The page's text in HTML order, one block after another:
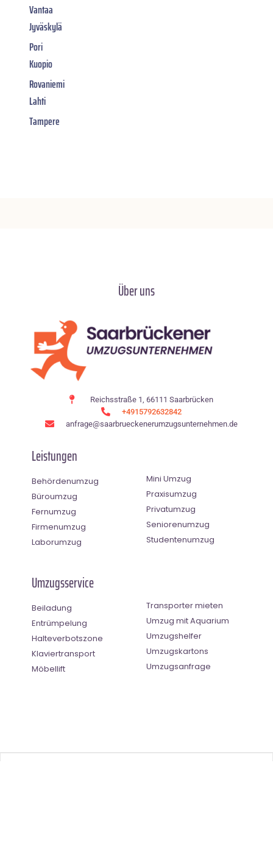
Vantaa
Jyväskylä
Pori
Kuopio
Rovaniemi
Lahti
Tampere
Über uns
Reichsstraße 1, 66111 Saarbrücken
+4915792632842
anfrage@saarbrueckenerumzugsunternehmen.de
Leistungen
Behördenumzug
Büroumzug
Fernumzug
Firmenumzug
Laborumzug
Mini Umzug
Praxisumzug
Privatumzug
Seniorenumzug
Studentenumzug
Umzugsservice
Beiladung
Entrümpelung
Halteverbotszone
Klaviertransport
Möbellift
Transporter mieten
Umzug mit Aquarium
Umzugshelfer
Umzugskartons
Umzugsanfrage